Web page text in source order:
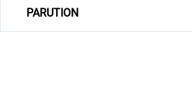
PARUTION